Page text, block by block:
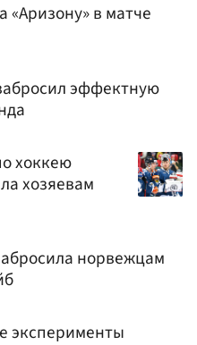
«Аризону» в матче
эффектную
хоккею
хозяевам
норвежцам
эксперименты